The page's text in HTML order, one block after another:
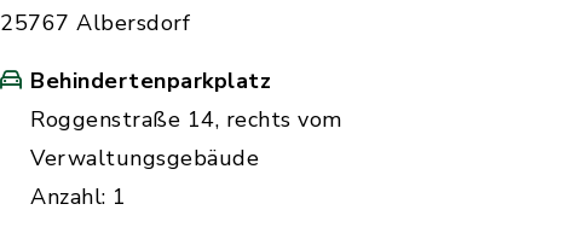
25767 Albersdorf
Behindertenparkplatz
Roggenstraße 14, rechts vom
Verwaltungsgebäude
Anzahl: 1